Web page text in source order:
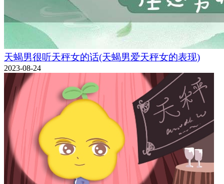
天蝎男很听天秤女的话(天蝎男爱天秤女的表现)
2023-08-24